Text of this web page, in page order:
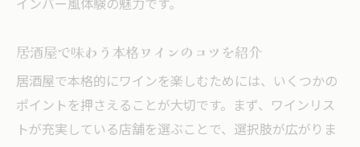
インバー風体験の魅力です。
居酒屋で味わう本格ワインのコツを紹介
居酒屋で本格的にワインを楽しむためには、いくつかの
ポイントを押さえることが大切です。まず、ワインリス
トが充実している店舗を選ぶことで、選択肢が広がりま